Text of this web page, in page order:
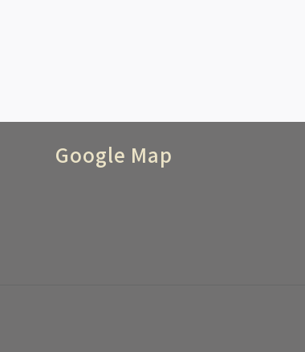
Google Map